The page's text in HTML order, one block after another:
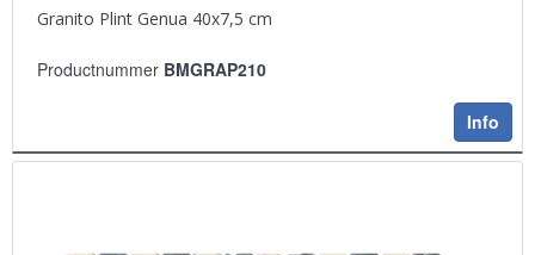
Granito Plint Genua 40x7,5 cm
Productnummer BMGRAP210
Info